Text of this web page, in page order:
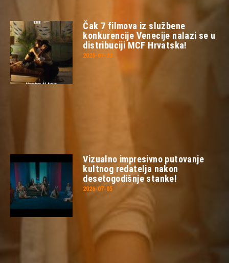
Čak 7 filmova iz službene
konkurencije Venecije nalazi se u
distribuciji MCF Hrvatska!
2026-07-23
Vizualno impresivno putovanje
kultnog redatelja nakon
desetogodišnje stanke!
2026-07-05